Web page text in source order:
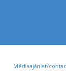
Médiaajánlat/